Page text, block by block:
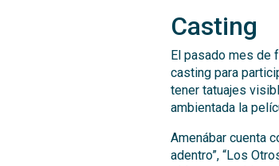
Casting
El pasado mes de
casting para
tener tatuajes
ambientada la
Amenábar cuenta
adentro”, “Los